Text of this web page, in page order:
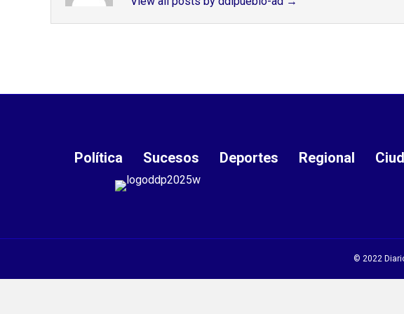
Política Sucesos Deportes Regional
© 2022